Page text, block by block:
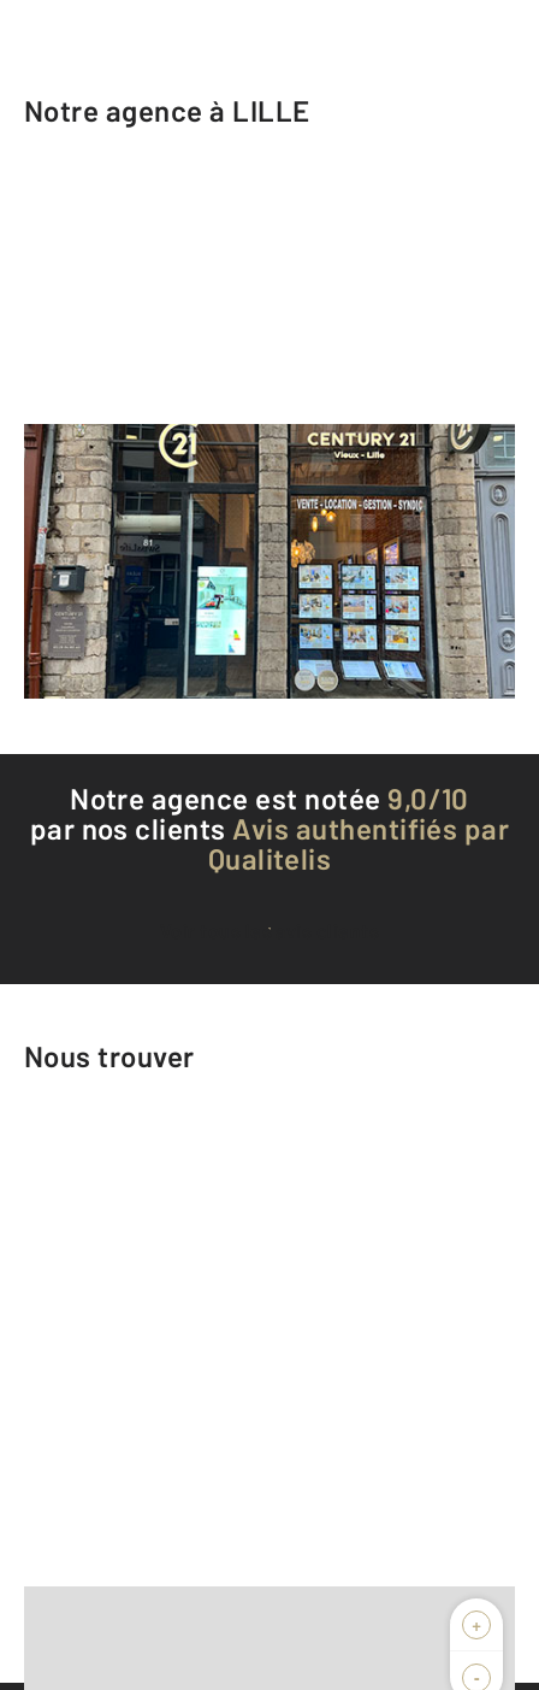
Notre agence à LILLE
CENTURY 21 Vieux-Lille
1 rue du Palais de Justice
LILLE - 59800
Envoyer un message
Téléphoner à l'agence
Notre agence est notée 9,0/10
par nos clients Avis authentifiés par
Qualitelis
Voir tous les avis clients
Nous trouver
+
-